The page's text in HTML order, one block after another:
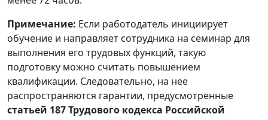
Примечание: Если работодатель инициирует
обучение и направляет сотрудника на семинар для
выполнения его трудовых функций, такую
подготовку можно считать повышением
квалификации. Следовательно, на нее
распространяются гарантии, предусмотренные
статьей 187 Трудового кодекса Российской